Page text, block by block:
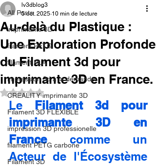
All Posts
imprimante 3D
filament PETG
filament PLA
impression 3d à la demande.
CREALITY imprimante 3D
Filament 3D FLEXIBLE
impression 3D professionelle
filament PETG carbone
Filament 3D
Au-delà du Plastique :
Une Exploration Profonde
du Filament 3d pour
imprimante 3D en France.
lv3dblog3
5 oct. 2025 10 min de lecture
Noté NaN étoiles sur 5.
Le
Filament 3d pour
imprimante 3D en
France comme un
Acteur de l'Écosystème